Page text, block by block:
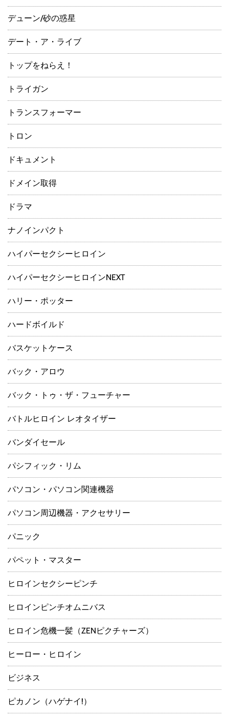
デューン/砂の惑星
デート・ア・ライブ
トップをねらえ！
トライガン
トランスフォーマー
トロン
ドキュメント
ドメイン取得
ドラマ
ナノインパクト
ハイパーセクシーヒロイン
ハイパーセクシーヒロインNEXT
ハリー・ポッター
ハードボイルド
バスケットケース
バック・アロウ
バック・トゥ・ザ・フューチャー
バトルヒロイン レオタイザー
バンダイセール
パシフィック・リム
パソコン・パソコン関連機器
パソコン周辺機器・アクセサリー
パニック
パペット・マスター
ヒロインセクシーピンチ
ヒロインピンチオムニバス
ヒロイン危機一髪（ZENピクチャーズ）
ヒーロー・ヒロイン
ビジネス
ピカノン（ハゲナイ!）